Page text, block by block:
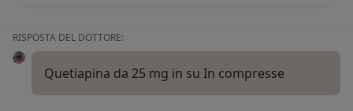
RISPOSTA DEL DOTTORE:
Quetiapina da 25 mg in su In compresse